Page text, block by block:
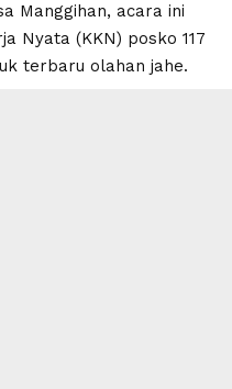
Manggihan, acara ini
Nyata (KKN) posko 117
terbaru olahan jahe.